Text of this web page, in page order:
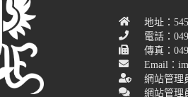
地址：
電話：
傳真：
Email：
網站管理
網站管理